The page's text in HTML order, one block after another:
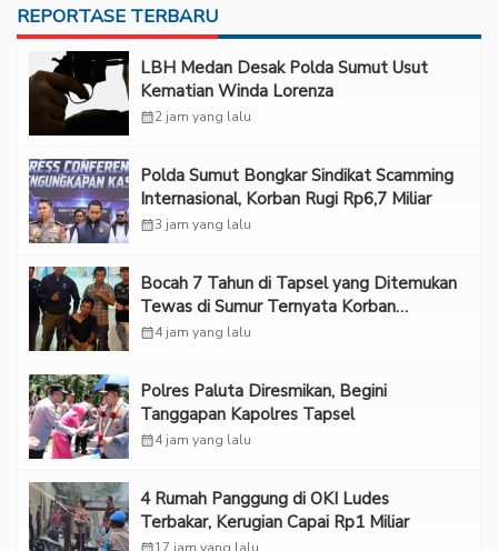
REPORTASE TERBARU
LBH Medan Desak Polda Sumut Usut
Kematian Winda Lorenza
calendar_month2 jam yang lalu
Polda Sumut Bongkar Sindikat Scamming
Internasional, Korban Rugi Rp6,7 Miliar
calendar_month3 jam yang lalu
Bocah 7 Tahun di Tapsel yang Ditemukan
Tewas di Sumur Ternyata Korban
Kekerasan Seksual
calendar_month4 jam yang lalu
Polres Paluta Diresmikan, Begini
Tanggapan Kapolres Tapsel
calendar_month4 jam yang lalu
‎4 Rumah Panggung di OKI Ludes
Terbakar, Kerugian Capai Rp1 Miliar
calendar_month17 jam yang lalu